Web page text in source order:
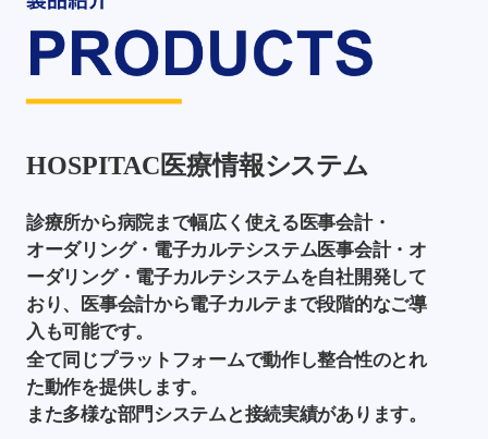
HOSPITAC医療情報システム
診療所から病院まで幅広く使える医事会計・
オーダリング・電子カルテシステム医事会計・オ
ーダリング・電子カルテシステムを自社開発して
おり、医事会計から電子カルテまで段階的なご導
入も可能です。
全て同じプラットフォームで動作し整合性のとれ
た動作を提供します。
また多様な部門システムと接続実績があります。